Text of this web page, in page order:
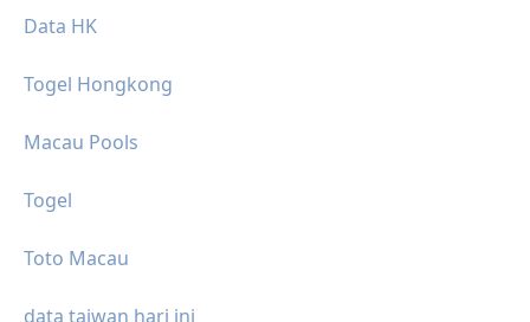
Data HK
Togel Hongkong
Macau Pools
Togel
Toto Macau
data taiwan hari ini